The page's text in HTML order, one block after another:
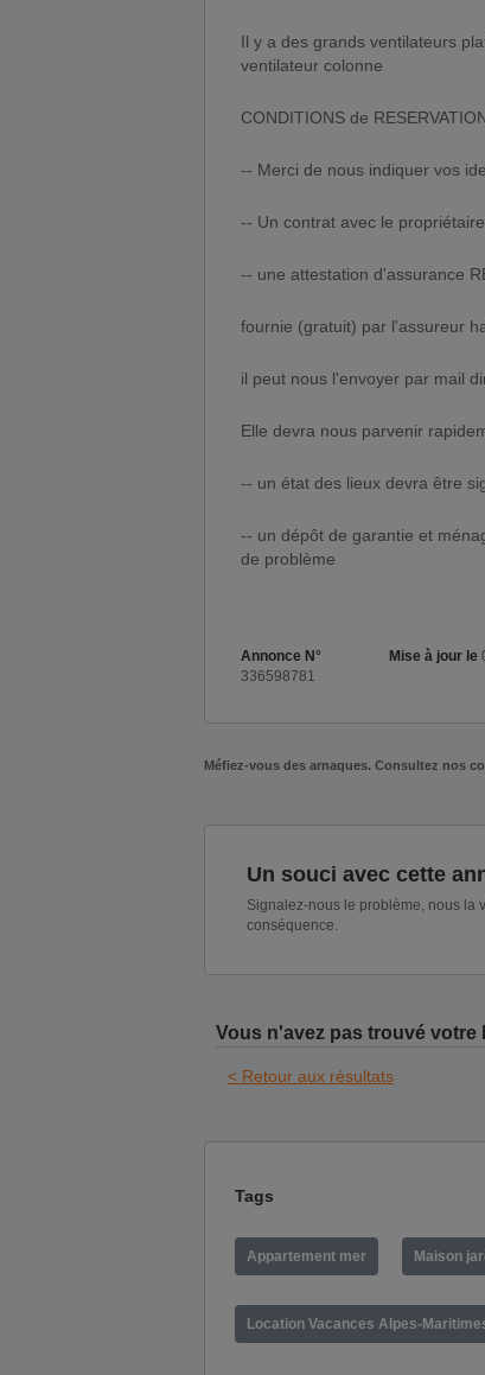
Il y a des grands ventilateurs
ventilateur colonne
CONDITIONS de
-- Merci de nous indiquer vos
-- Un contrat avec le
-- une attestation d'assurance
fournie (gratuit) par l'assureur
il peut nous l'envoyer par mail
Elle devra nous parvenir
-- un état des lieux devra être
-- un dépôt de garantie et
de problème
Annonce N°
336598781
Mise à jour le
Méfiez-vous des arnaques. Consultez nos
Un souci avec cette
Signalez-nous le problème, nous la
conséquence.
Vous n'avez pas trouvé votre
< Retour aux résultats
Tags
Appartement mer Maison
Location Vacances Alpes-